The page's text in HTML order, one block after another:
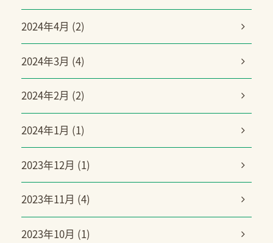
2024年4月 (2)
2024年3月 (4)
2024年2月 (2)
2024年1月 (1)
2023年12月 (1)
2023年11月 (4)
2023年10月 (1)